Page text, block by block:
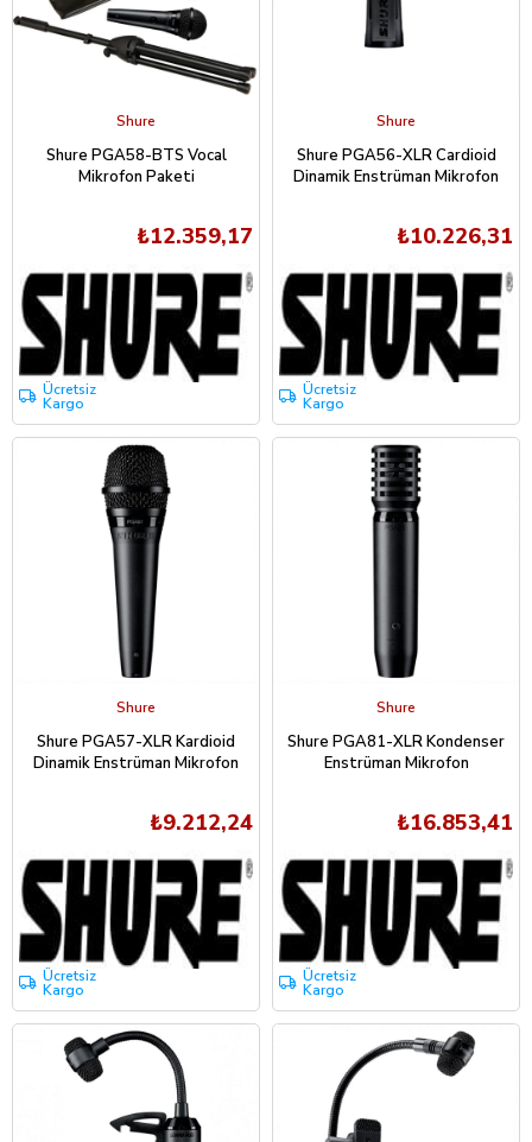
Shure
Shure PGA58-BTS Vocal
Mikrofon Paketi
₺12.359,17
Ücretsiz
Kargo
Shure
Shure PGA56-XLR Cardioid
Dinamik Enstrüman Mikrofon
₺10.226,31
Ücretsiz
Kargo
Shure
Shure PGA57-XLR Kardioid
Dinamik Enstrüman Mikrofon
₺9.212,24
Ücretsiz
Kargo
Shure
Shure PGA81-XLR Kondenser
Enstrüman Mikrofon
₺16.853,41
Ücretsiz
Kargo